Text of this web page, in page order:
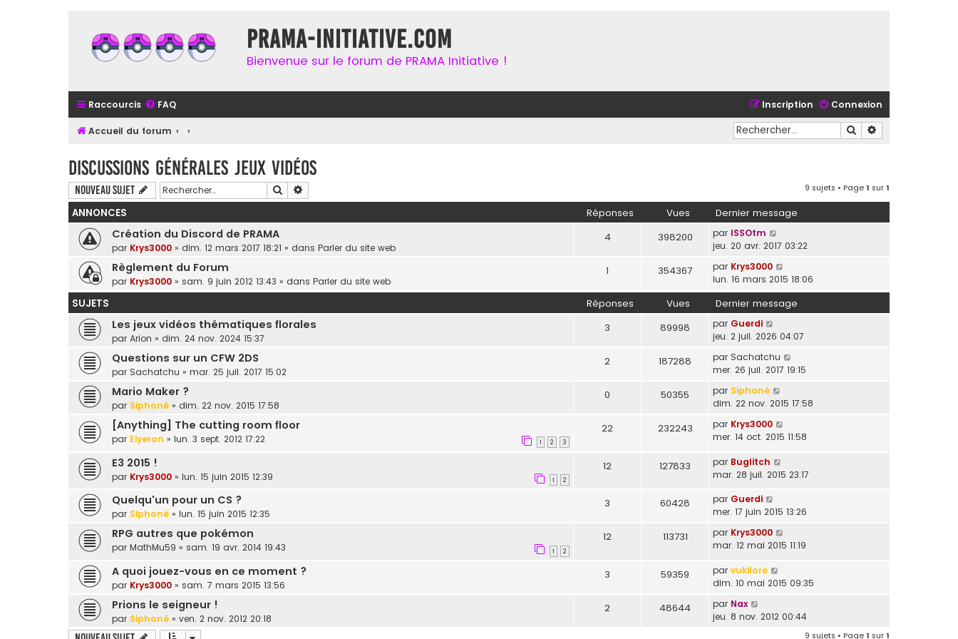
Prama-initiative.com
Bienvenue sur le forum de PRAMA Initiative !
Raccourcis FAQ Connexion
Inscription
Accueil du forum Rechercher
Discussions générales jeux vidéos
Nouveau sujet Rechercher 9 sujets • Page1 sur1
ANNONCES Réponses Vues Dernier message
Création du Discord de PRAMA
par Krys3000 » dim. 12 mars 2017 18:21 » dans Parler du site web
4 398200 par ISSOtm
jeu. 20 avr. 2017 03:22
Règlement du Forum
par Krys3000 » sam. 9 juin 2012 13:43 » dans Parler du site web
1 354367 par Krys3000
lun. 16 mars 2015 18:06
SUJETS Réponses Vues Dernier message
Les jeux vidéos thématiques florales
par Arion » dim. 24 nov. 2024 15:37
3 89998 par Guerdi
jeu. 2 juil. 2026 04:07
Questions sur un CFW 2DS
par Sachatchu » mar. 25 juil. 2017 15:02
2 187288 par Sachatchu
mer. 26 juil. 2017 19:15
Mario Maker ?
par Siphoné » dim. 22 nov. 2015 17:58
0 50355 par Siphoné
dim. 22 nov. 2015 17:58
[Anything] The cutting room floor
par Eiyeron » lun. 3 sept. 2012 17:22 1 2 3
22 232243 par Krys3000
mer. 14 oct. 2015 11:58
E3 2015 !
par Krys3000 » lun. 15 juin 2015 12:39 1 2
12 127833 par Buglitch
mar. 28 juil. 2015 23:17
Quelqu'un pour un CS ?
par Siphoné » lun. 15 juin 2015 12:35
3 60428 par Guerdi
mer. 17 juin 2015 13:26
RPG autres que pokémon
par MathMu59 » sam. 19 avr. 2014 19:43 1 2
12 113731 par Krys3000
mar. 12 mai 2015 11:19
A quoi jouez-vous en ce moment ?
par Krys3000 » sam. 7 mars 2015 13:56
3 59359 par vukilore
dim. 10 mai 2015 09:35
Prions le seigneur !
par Siphoné » ven. 2 nov. 2012 20:18
2 48644 par Nax
jeu. 8 nov. 2012 00:44
9 sujets • Page1 sur1